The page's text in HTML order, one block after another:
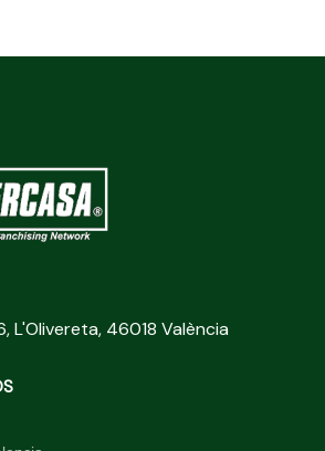
L'Olivereta, 46018 València